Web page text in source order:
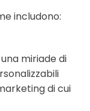
includono:
miriade di
di cui